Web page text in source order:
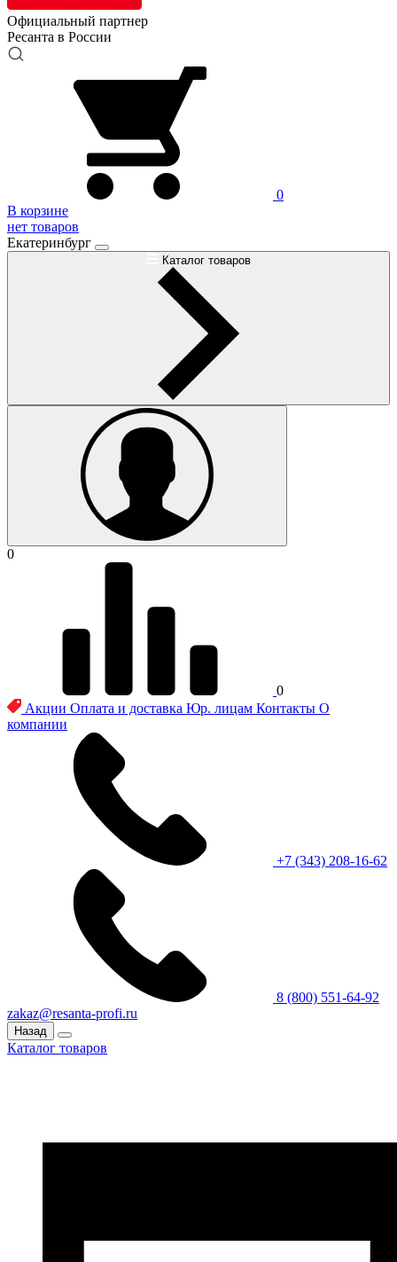
Официальный партнер
Ресанта в России
0
В корзине
нет товаров
Екатеринбург
Каталог товаров
0
0
Акции Оплата и доставка Юр. лицам Контакты О
компании
+7 (343) 208-16-62
8 (800) 551-64-92
zakaz@resanta-profi.ru
Назад
Каталог товаров